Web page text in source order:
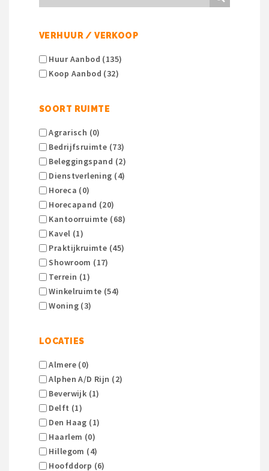
VERHUUR / VERKOOP
Huur Aanbod (135)
Koop Aanbod (32)
SOORT RUIMTE
Agrarisch (0)
Bedrijfsruimte (73)
Beleggingspand (2)
Dienstverlening (4)
Horeca (0)
Horecapand (20)
Kantoorruimte (68)
Kavel (1)
Praktijkruimte (45)
Showroom (17)
Terrein (1)
Winkelruimte (54)
Woning (3)
LOCATIES
Almere (0)
Alphen A/d Rijn (2)
Beverwijk (1)
Delft (1)
Den Haag (1)
Haarlem (0)
Hillegom (4)
Hoofddorp (6)